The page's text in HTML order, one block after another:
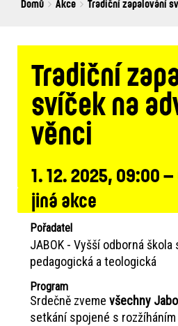
Breadcrumbs
You
Domů Akce Tradiční zapalování
Tradiční
svíček na
věnci
1. 12. 2025, 09:00
jiná akce
Pořadatel
JABOK - Vyšší odborná škola
pedagogická a teologická
Program
Srdečně zveme všechny
setkání spojené s